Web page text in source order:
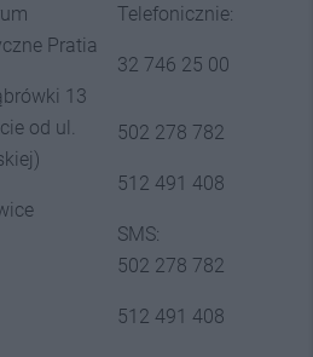
Pratia
13
od ul.
Telefonicznie:
32 746 25 00
502 278 782
512 491 408
SMS:
502 278 782
512 491 408